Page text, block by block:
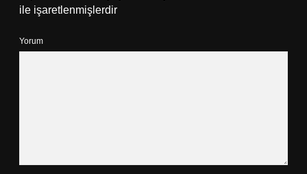
ile işaretlenmişlerdir
Yorum